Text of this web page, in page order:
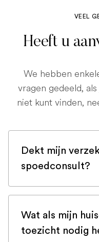
VEEL
Heeft u
We hebben
vragen gedeeld,
niet kunt vinden,
Dekt mijn
spoedconsult?
Als u bent
dat een
Maar controleer
Wat als mijn
toezicht nodig